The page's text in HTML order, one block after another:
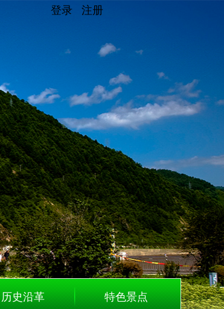
登录 注册
历史沿革 特色景点